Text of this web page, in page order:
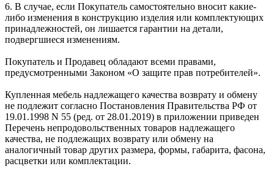
6. В случае, если Покупатель самостоятельно вносит какие-
либо изменения в конструкцию изделия или комплектующих
принадлежностей, он лишается гарантии на детали,
подвергшиеся изменениям.
Покупатель и Продавец обладают всеми правами,
предусмотренными Законом «О защите прав потребителей».
Купленная мебель надлежащего качества возврату и обмену
не подлежит согласно Постановления Правительства РФ от
19.01.1998 N 55 (ред. от 28.01.2019) в приложении приведен
Перечень непродовольственных товаров надлежащего
качества, не подлежащих возврату или обмену на
аналогичный товар других размера, формы, габарита, фасона,
расцветки или комплектации.